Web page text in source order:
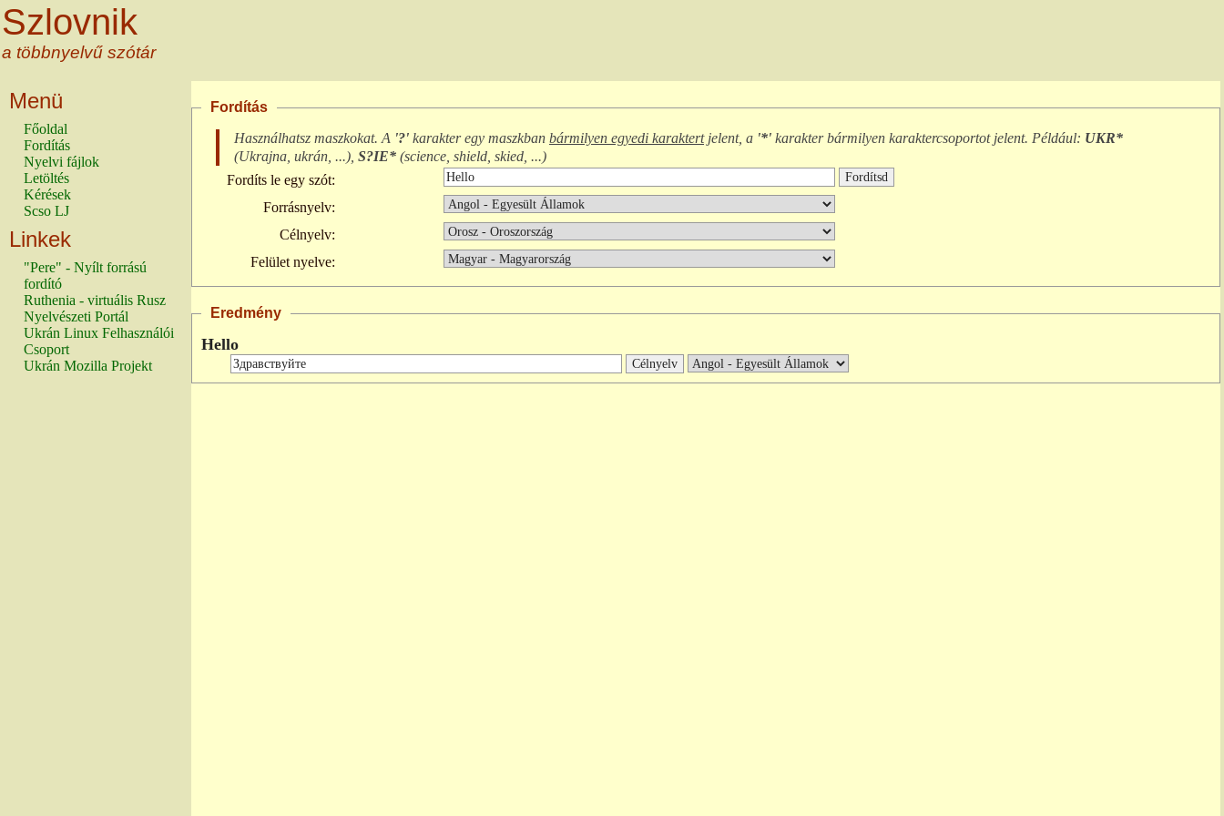
Szlovnik
a többnyelvű szótár
Menü
Főoldal
Fordítás
Nyelvi fájlok
Letöltés
Kérések
Scso LJ
Linkek
"Pere" - Nyílt forrású
fordító
Ruthenia - virtuális Rusz
Nyelvészeti Portál
Ukrán Linux Felhasználói
Csoport
Ukrán Mozilla Projekt
Fordítás
Használhatsz maszkokat. A '?' karakter egy maszkban bármilyen egyedi karaktertjelent, a '*' karakterbármilyen karaktercsoportotjelent. Például: UKR*
(Ukrajna, ukrán, ...), S?IE* (science, shield, skied, ...)
Fordíts le egy szót:
Forrásnyelv:
Célnyelv:
Felület nyelve:
Eredmény
Hello